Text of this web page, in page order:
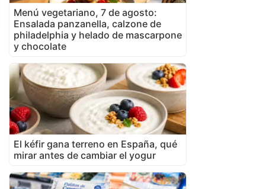
Menú vegetariano, 7 de agosto:
Ensalada panzanella, calzone de
philadelphia y helado de mascarpone
y chocolate
El kéfir gana terreno en España, qué
mirar antes de cambiar el yogur